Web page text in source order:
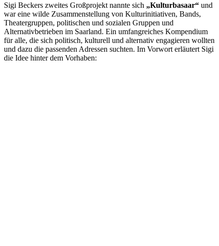
Sigi Beckers zweites Großprojekt nannte sich „Kulturbasaar“ und
war eine wilde Zusammenstellung von Kulturinitiativen, Bands,
Theatergruppen, politischen und sozialen Gruppen und
Alternativbetrieben im Saarland. Ein umfangreiches Kompendium
für alle, die sich politisch, kulturell und alternativ engagieren wollten
und dazu die passenden Adressen suchten. Im Vorwort erläutert Sigi
die Idee hinter dem Vorhaben: